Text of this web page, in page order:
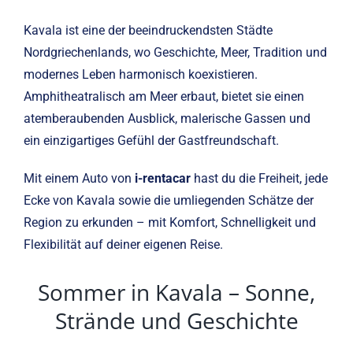
Kavala ist eine der beeindruckendsten Städte
Nordgriechenlands, wo Geschichte, Meer, Tradition und
modernes Leben harmonisch koexistieren.
Amphitheatralisch am Meer erbaut, bietet sie einen
atemberaubenden Ausblick, malerische Gassen und
ein einzigartiges Gefühl der Gastfreundschaft.
Mit einem Auto von i-rentacarhast du die Freiheit, jede
Ecke von Kavala sowie die umliegenden Schätze der
Region zu erkunden – mit Komfort, Schnelligkeit und
Flexibilität auf deiner eigenen Reise.
Sommer in Kavala – Sonne,
Strände und Geschichte